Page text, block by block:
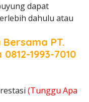
dapat
dahulu atau
Bersama PT.
0812-1993-7010
(Tunggu Apa